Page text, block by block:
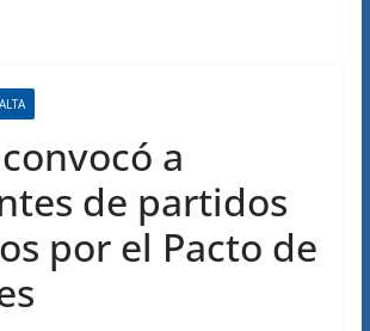
a
de partidos
por el Pacto de